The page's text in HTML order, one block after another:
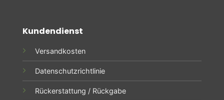
Kundendienst
Versandkosten
Datenschutzrichtlinie
Rückerstattung / Rückgabe